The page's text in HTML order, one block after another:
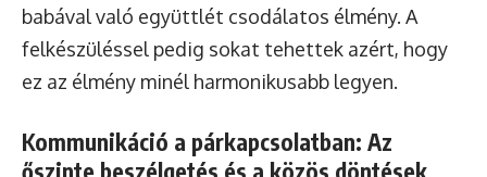
babával való együttlét csodálatos élmény. A
felkészüléssel pedig sokat tehettek azért, hogy
ez az élmény minél harmonikusabb legyen.
Kommunikáció a párkapcsolatban: Az